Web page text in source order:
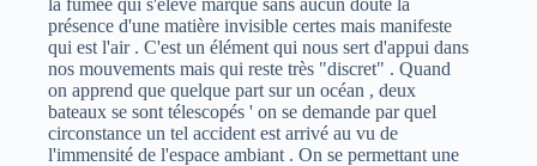
la fumée qui s'élève marque sans aucun doute la
présence d'une matière invisible certes mais manifeste
qui est l'air . C'est un élément qui nous sert d'appui dans
nos mouvements mais qui reste très "discret" . Quand
on apprend que quelque part sur un océan , deux
bateaux se sont télescopés ' on se demande par quel
circonstance un tel accident est arrivé au vu de
l'immensité de l'espace ambiant . On se permettant une